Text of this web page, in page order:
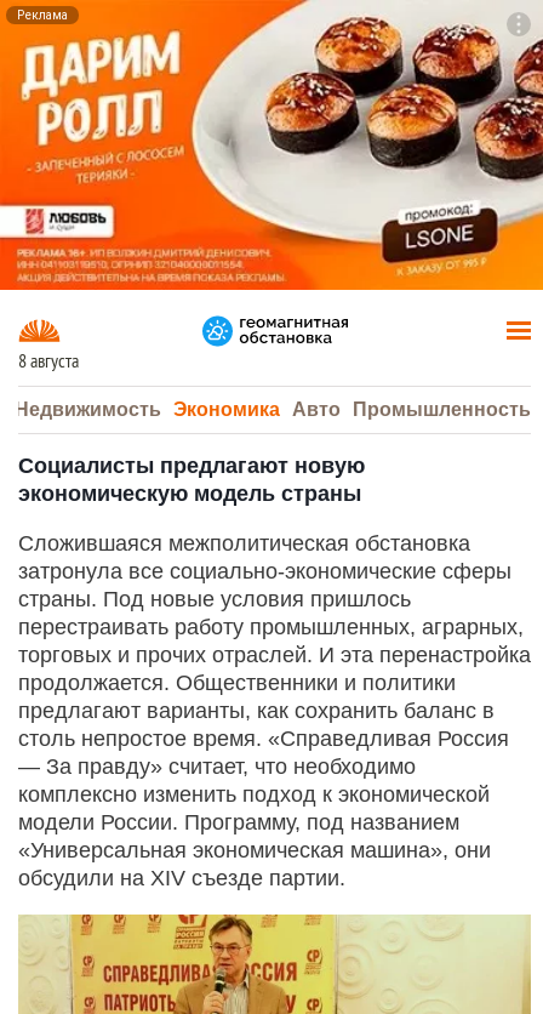
Реклама
8 августа
Недвижимость Экономика Авто Промышленность
Социалисты предлагают новую
экономическую модель страны
Сложившаяся межполитическая обстановка
затронула все социально-экономические сферы
страны. Под новые условия пришлось
перестраивать работу промышленных, аграрных,
торговых и прочих отраслей. И эта перенастройка
продолжается. Общественники и политики
предлагают варианты, как сохранить баланс в
столь непростое время. «Справедливая Россия
— За правду» считает, что необходимо
комплексно изменить подход к экономической
модели России. Программу, под названием
«Универсальная экономическая машина», они
обсудили на XIV съезде партии.